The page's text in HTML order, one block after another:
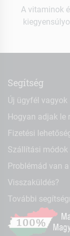
A vitaminok
Segítség
Új ügyfél vagyok
Hogyan adjak le
Fizetési
Szállítási módok
Problémád van
Visszaküldés?
További